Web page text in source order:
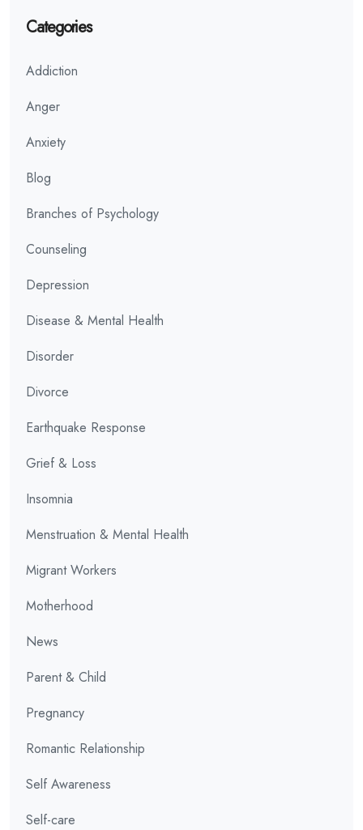
Categories
Addiction
Anger
Anxiety
Blog
Branches of Psychology
Counseling
Depression
Disease & Mental Health
Disorder
Divorce
Earthquake Response
Grief & Loss
Insomnia
Menstruation & Mental Health
Migrant Workers
Motherhood
News
Parent & Child
Pregnancy
Romantic Relationship
Self Awareness
Self-care